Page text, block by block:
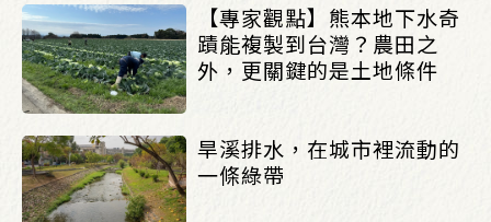
【專家觀點】熊本地下水奇
蹟能複製到台灣？農田之
外，更關鍵的是土地條件
旱溪排水，在城市裡流動的
一條綠帶